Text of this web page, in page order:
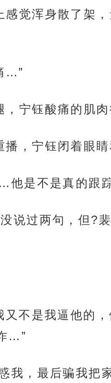
觉浑身散了架
…”
宁钰酸痛的肌
，宁钰闭着眼睛
他是不是真的跟
说过两句，但?
不是我逼他的
…”
我，最后骗我把